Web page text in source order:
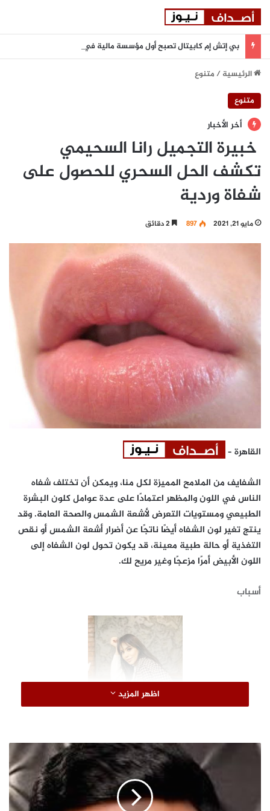
الرئيسية/متنوع
متنوع
أخر الأخبار
خبيرة التجميل رانا السحيمي
تكشف الحل السحري للحصول على
شفاة وردية
مايو 21, 2021 897
القاهرة –
الشفايف من الملامح المميزة لكل منا، ويمكن أن تختلف شفاه
الناس في اللون والمظهر اعتمادًا على عدة عوامل كلون البشرة
الطبيعي ومستويات التعرض لأشعة الشمس والصحة العامة. وقد
ينتج تغير لون الشفاه أيضًا ناتجًا عن أضرار أشعة الشمس أو نقص
التغذية أو حالة طبية معينة، قد يكون تحول لون الشفاه إلى
اللون الأبيض أمرًا مزعجًا وغير مريح لك.
أسباب
رنا السحيمي
وتكشف لنا خبيرة التجميل رانا السحيمي الأسباب وراء بياض
الشفايف ومنها:
اظهر المزيد
و